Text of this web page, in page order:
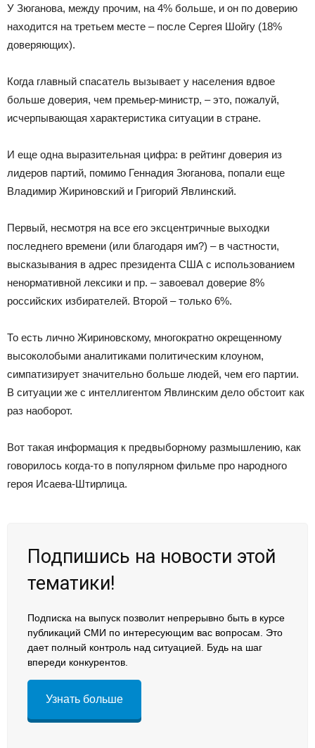
У Зюганова, между прочим, на 4% больше, и он по доверию
находится на третьем месте – после Сергея Шойгу (18%
доверяющих).
Когда главный спасатель вызывает у населения вдвое
больше доверия, чем премьер-министр, – это, пожалуй,
исчерпывающая характеристика ситуации в стране.
И еще одна выразительная цифра: в рейтинг доверия из
лидеров партий, помимо Геннадия Зюганова, попали еще
Владимир Жириновский и Григорий Явлинский.
Первый, несмотря на все его эксцентричные выходки
последнего времени (или благодаря им?) – в частности,
высказывания в адрес президента США с использованием
ненормативной лексики и пр. – завоевал доверие 8%
российских избирателей. Второй – только 6%.
То есть лично Жириновскому, многократно окрещенному
высоколобыми аналитиками политическим клоуном,
симпатизирует значительно больше людей, чем его партии.
В ситуации же с интеллигентом Явлинским дело обстоит как
раз наоборот.
Вот такая информация к предвыборному размышлению, как
говорилось когда-то в популярном фильме про народного
героя Исаева-Штирлица.
Подпишись на новости этой
тематики!
Подписка на выпуск позволит непрерывно быть в курсе
публикаций СМИ по интересующим вас вопросам. Это
дает полный контроль над ситуацией. Будь на шаг
впереди конкурентов.
Узнать больше